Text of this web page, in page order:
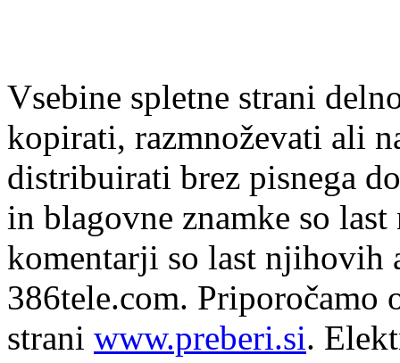
Vsebine spletne strani
kopirati, razmnoževati ali
distribuirati brez pisnega
in blagovne znamke so
komentarji so last njihovih
386tele.com. Priporočamo
strani www.preberi.si.